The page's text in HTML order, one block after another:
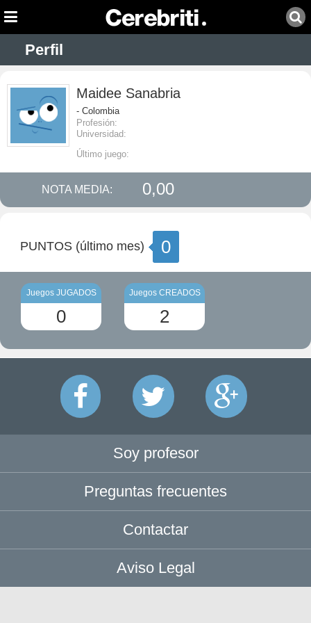
Perfil
Maidee Sanabria
- Colombia
Profesión:
Universidad:
Último juego:
NOTA MEDIA: 0,00
PUNTOS (último mes) 0
Juegos JUGADOS
0
Juegos CREADOS
2
Soy profesor
Preguntas frecuentes
Contactar
Aviso Legal